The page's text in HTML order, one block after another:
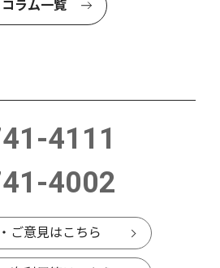
コラム一覧
4111
4002
ご意見はこちら